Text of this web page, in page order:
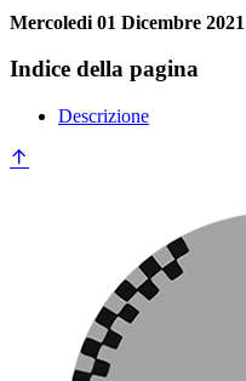
Mercoledi 01 Dicembre 2021
Indice della pagina
Descrizione